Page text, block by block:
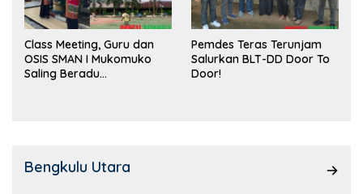
Class Meeting, Guru dan
OSIS SMAN I Mukomuko
Saling Beradu
Pemdes Teras Terunjam
Salurkan BLT-DD Door To
Door!
Bengkulu Utara